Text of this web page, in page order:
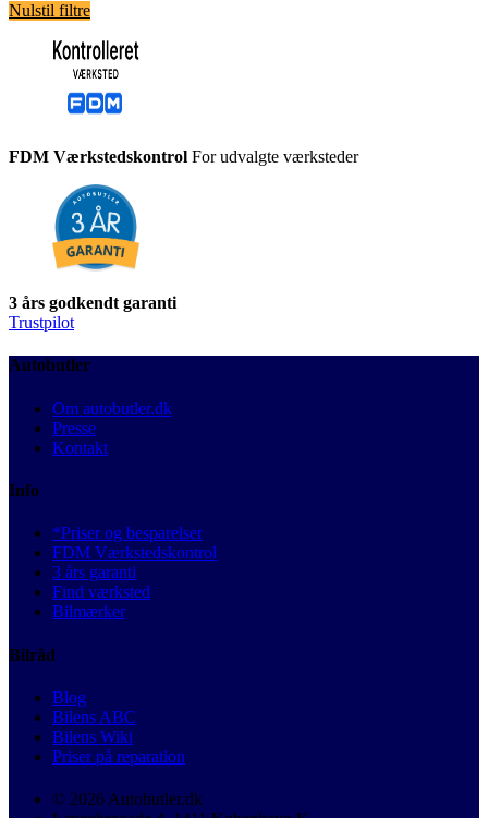
Nulstil filtre
FDM Værkstedskontrol For udvalgte værksteder
3 års godkendt garanti
Trustpilot
Autobutler
Om autobutler.dk
Presse
Kontakt
Info
*Priser og besparelser
FDM Værkstedskontrol
3 års garanti
Find værksted
Bilmærker
Bilråd
Blog
Bilens ABC
Bilens Wiki
Priser på reparation
© 2026 Autobutler.dk